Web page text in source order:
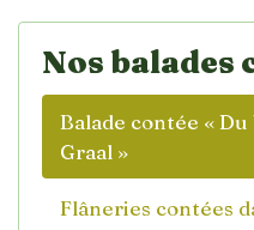
Nos balades
Balade contée «
Graal »
Flâneries contées